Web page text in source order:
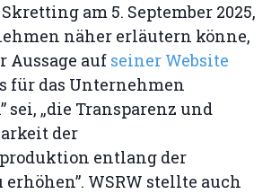
am 5. September 2025,
näher erläutern könne,
Aussage auf seiner Website
für das Unternehmen
sei, „die Transparenz und
der
entlang der
WSRW stellte auch